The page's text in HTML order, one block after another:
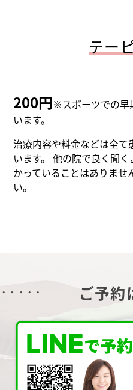
テー
200円※スポーツでの早
います。
治療内容や料金などは全
います。 他の院で良く聞
かっていることはありませ
い。
ご予約